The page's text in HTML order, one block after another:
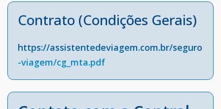
Contrato (Condições Gerais)
https://assistentedeviagem.com.br/seguro
-viagem/cg_mta.pdf